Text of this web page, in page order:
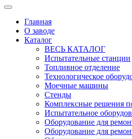
Главная
О заводе
Каталог
ВЕСЬ КАТАЛОГ
Испытательные станции
Топливное отделение
Технологическое
Моечные машины
Стенды
Комплексные решения
Испытательное
Оборудование для
Оборудование для